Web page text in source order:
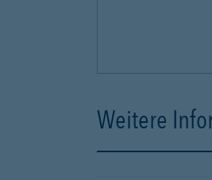
Weitere